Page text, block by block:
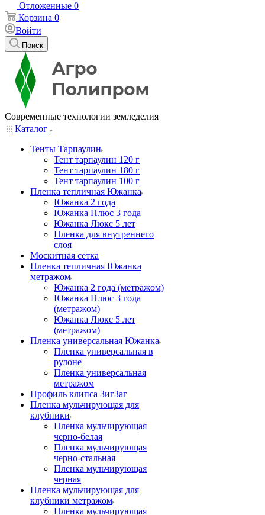
Отложенные 0
Корзина 0
Войти
Поиск
Современные технологии земледелия
Каталог
Тенты Тарпаулин
Тент тарпаулин 120 г
Тент тарпаулин 180 г
Тент тарпаулин 100 г
Пленка тепличная Южанка
Южанка 2 года
Южанка Плюс 3 года
Южанка Люкс 5 лет
Пленка для внутреннего
слоя
Москитная сетка
Пленка тепличная Южанка
метражом
Южанка 2 года (метражом)
Южанка Плюс 3 года
(метражом)
Южанка Люкс 5 лет
(метражом)
Пленка универсальная Южанка
Пленка универсальная в
рулоне
Пленка универсальная
метражом
Профиль клипса ЗигЗаг
Пленка мульчирующая для
клубники
Пленка мульчирующая
черно-белая
Пленка мульчирующая
черно-стальная
Пленка мульчирующая
черная
Пленка мульчирующая для
клубники метражом
Пленка мульчирующая